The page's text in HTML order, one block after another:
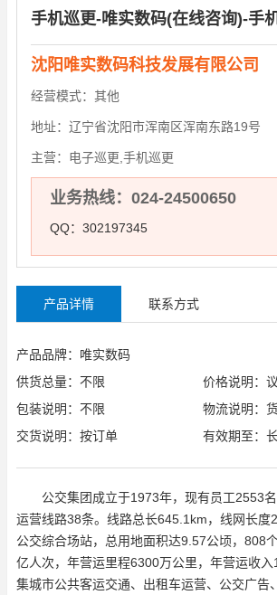
手机巡更-唯实数码(在线咨询)-手
沈阳唯实数码科技发展有限公司
经营模式： 其他
地址： 辽宁省沈阳市浑南区浑南东路19号
主营： 电子巡更,手机巡更
业务热线：024-24500650
QQ：302197345
产品详情 联系方式
产品品牌：唯实数码
供货总量：不限
价格说明：
包装说明：不限
物流说明：
交货说明：按订单
有效期至：
公交集团成立于1973年，现有员工2553名
运营线路38条。线路总长645.1km，线网长度
公交综合场站，总用地面积达9.57公顷，808
亿人次，年营运里程6300万公里，年营运收
集城市公共客运交通、出租车运营、公交广告